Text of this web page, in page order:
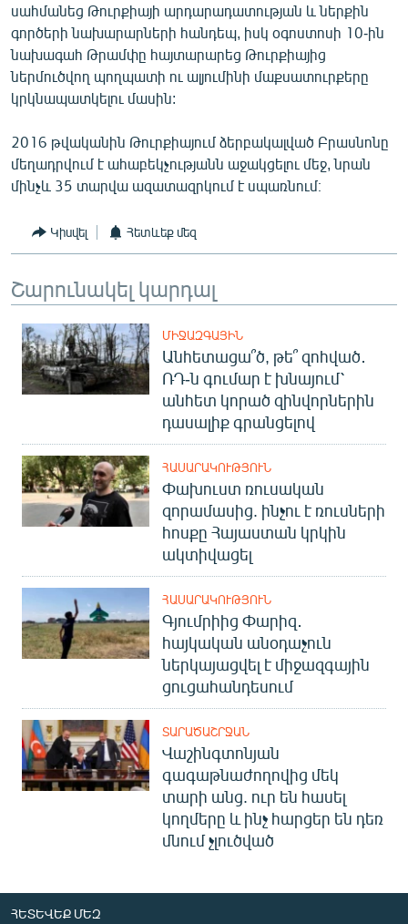
սահմանեց Թուրքիայի արդարադատության և ներքին
գործերի նախարարների հանդեպ, իսկ օգոստոսի 10-ին
նախագահ Թրամփը հայտարարեց Թուրքիայից
ներմուծվող պողպատի ու ալյումինի մաքսատուրքերը
կրկնապատկելու մասին:
2016 թվականին Թուրքիայում ձերբակալված Բրասնոնը
մեղադրվում է ահաբեկչությանն աջակցելու մեջ, նրան
մինչև 35 տարվա ազատազրկում է սպառնում։
Կիսվել Հետևեք մեզ
Շարունակել կարդալ
ՄԻՋԱԶԳԱՅԻՆ
Անհետացա՞ծ, թե՞ զոհված․
ՌԴ-ն գումար է խնայում՝
անհետ կորած զինվորներին
դասալիք գրանցելով
ՀԱՍԱՐԱԿՈՒԹՅՈՒՆ
Փախուստ ռուսական
զորամասից. ինչու է ռուսների
հոսքը Հայաստան կրկին
ակտիվացել
ՀԱՍԱՐԱԿՈՒԹՅՈՒՆ
Գյումրիից Փարիզ․
հայկական անօդաչուն
ներկայացվել է միջազգային
ցուցահանդեսում
ՏԱՐԱԾԱՇՐՋԱՆ
Վաշինգտոնյան
գագաթնաժողովից մեկ
տարի անց. ուր են հասել
կողմերը և ինչ հարցեր են դեռ
մնում չլուծված
ՀԵՏԵՎԵՔ ՄԵԶ